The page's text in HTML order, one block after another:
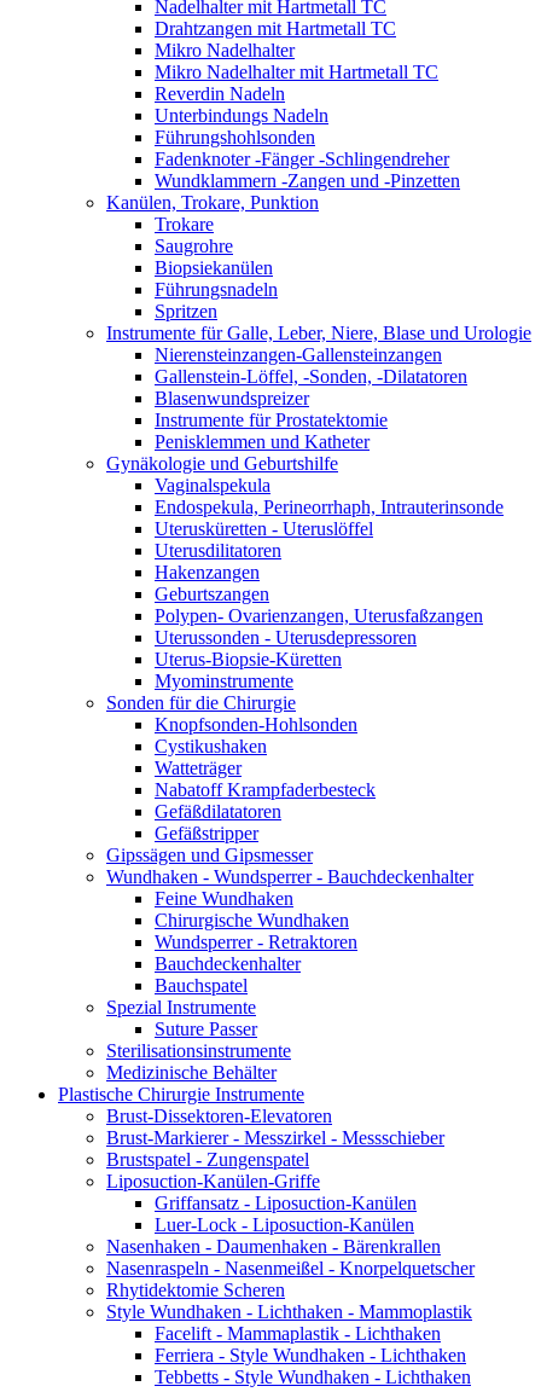
Nadelhalter mit Hartmetall TC
Drahtzangen mit Hartmetall TC
Mikro Nadelhalter
Mikro Nadelhalter mit Hartmetall TC
Reverdin Nadeln
Unterbindungs Nadeln
Führungshohlsonden
Fadenknoter -Fänger -Schlingendreher
Wundklammern -Zangen und -Pinzetten
Kanülen, Trokare, Punktion
Trokare
Saugrohre
Biopsiekanülen
Führungsnadeln
Spritzen
Instrumente für Galle, Leber, Niere, Blase und Urologie
Nierensteinzangen-Gallensteinzangen
Gallenstein-Löffel, -Sonden, -Dilatatoren
Blasenwundspreizer
Instrumente für Prostatektomie
Penisklemmen und Katheter
Gynäkologie und Geburtshilfe
Vaginalspekula
Endospekula, Perineorrhaph, Intrauterinsonde
Uterusküretten - Uteruslöffel
Uterusdilitatoren
Hakenzangen
Geburtszangen
Polypen- Ovarienzangen, Uterusfaßzangen
Uterussonden - Uterusdepressoren
Uterus-Biopsie-Küretten
Myominstrumente
Sonden für die Chirurgie
Knopfsonden-Hohlsonden
Cystikushaken
Watteträger
Nabatoff Krampfaderbesteck
Gefäßdilatatoren
Gefäßstripper
Gipssägen und Gipsmesser
Wundhaken - Wundsperrer - Bauchdeckenhalter
Feine Wundhaken
Chirurgische Wundhaken
Wundsperrer - Retraktoren
Bauchdeckenhalter
Bauchspatel
Spezial Instrumente
Suture Passer
Sterilisationsinstrumente
Medizinische Behälter
Plastische Chirurgie Instrumente
Brust-Dissektoren-Elevatoren
Brust-Markierer - Messzirkel - Messschieber
Brustspatel - Zungenspatel
Liposuction-Kanülen-Griffe
Griffansatz - Liposuction-Kanülen
Luer-Lock - Liposuction-Kanülen
Nasenhaken - Daumenhaken - Bärenkrallen
Nasenraspeln - Nasenmeißel - Knorpelquetscher
Rhytidektomie Scheren
Style Wundhaken - Lichthaken - Mammoplastik
Facelift - Mammaplastik - Lichthaken
Ferriera - Style Wundhaken - Lichthaken
Tebbetts - Style Wundhaken - Lichthaken